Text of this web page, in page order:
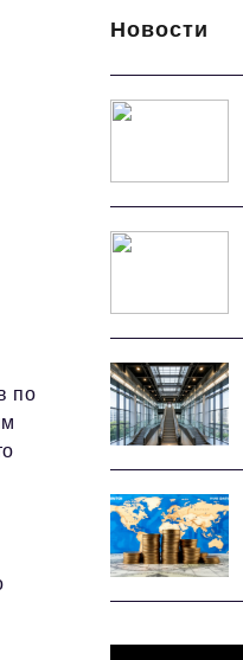
по
Новости